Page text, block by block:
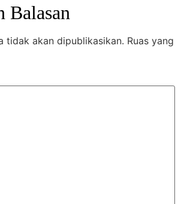
Balasan
tidak akan dipublikasikan. Ruas yang